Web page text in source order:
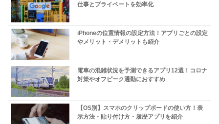
仕事とプライベートを効率化
iPhoneの位置情報の設定方法！アプリごとの設定
やメリット・デメリットも紹介
電車の混雑状況を予測できるアプリ12選！コロナ
対策やオフピーク通勤におすすめ
【OS別】スマホのクリップボードの使い方！表
示方法・貼り付け方・履歴アプリを紹介